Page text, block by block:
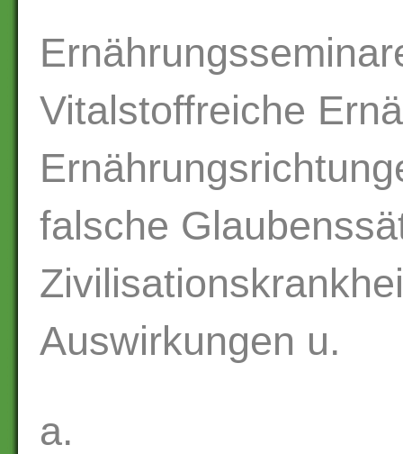
Vitalstoffreiche
falsche
Auswirkungen u.
a.